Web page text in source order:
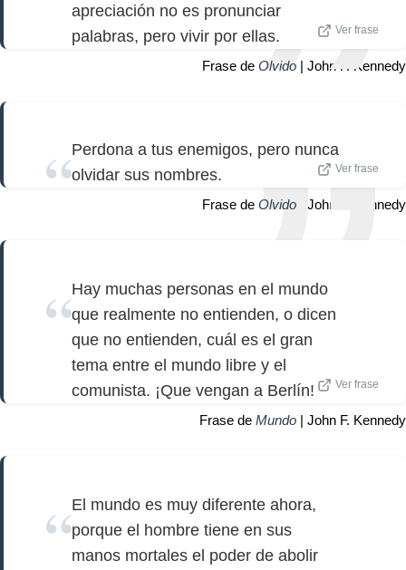
apreciación no es pronunciar
palabras, pero vivir por ellas.
Ver frase
Frase de Olvido | John F. Kennedy
Perdona a tus enemigos, pero nunca
olvidar sus nombres.
Ver frase
Frase de Olvido | John F. Kennedy
Hay muchas personas en el mundo
que realmente no entienden, o dicen
que no entienden, cuál es el gran
tema entre el mundo libre y el
comunista. ¡Que vengan a Berlín!
Ver frase
Frase de Mundo | John F. Kennedy
El mundo es muy diferente ahora,
porque el hombre tiene en sus
manos mortales el poder de abolir